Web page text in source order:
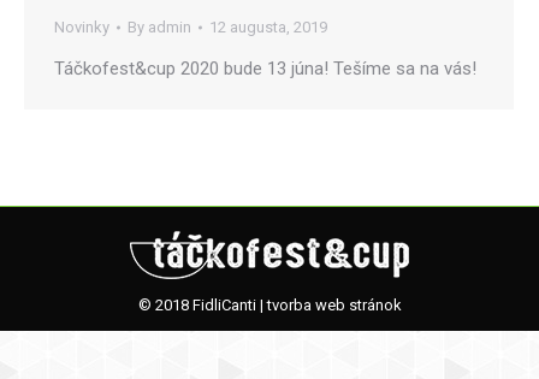
Novinky By admin 12 augusta, 2019
Táčkofest&cup 2020 bude 13 júna! Tešíme sa na vás!
© 2018 FidliCanti|tvorba web stránok